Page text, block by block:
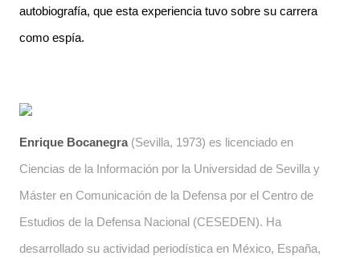
autobiografía, que esta experiencia tuvo sobre su carrera
como espía.
Enrique Bocanegra (Sevilla, 1973) es licenciado en
Ciencias de la Información por la Universidad de Sevilla y
Máster en Comunicación de la Defensa por el Centro de
Estudios de la Defensa Nacional (CESEDEN). Ha
desarrollado su actividad periodística en México, España,